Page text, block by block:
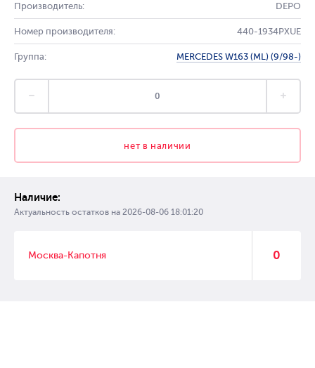
Производитель: DEPO
Номер производителя: 440-1934PXUE
Группа: MERCEDES W163 (ML) (9/98-)
нет в наличии
Наличие:
Актуальность остатков на 2026-08-06 18:01:20
Москва-Капотня 0